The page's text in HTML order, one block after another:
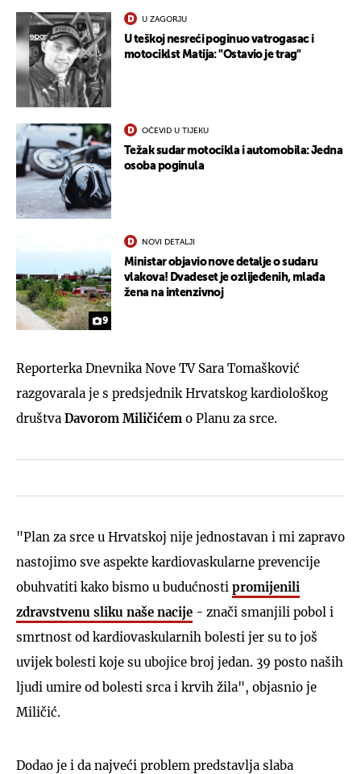
U ZAGORJU
U teškoj nesreći poginuo vatrogasac i
motociklst Matija: "Ostavio je trag"
OČEVID U TIJEKU
Težak sudar motocikla i automobila: Jedna
osoba poginula
9
NOVI DETALJI
Ministar objavio nove detalje o sudaru
vlakova! Dvadeset je ozlijeđenih, mlađa
žena na intenzivnoj
Reporterka Dnevnika Nove TV Sara Tomašković
razgovarala je s predsjednik Hrvatskog kardiološkog
društva Davorom Miličićem o Planu za srce.
"Plan za srce u Hrvatskoj nije jednostavan i mi zapravo
nastojimo sve aspekte kardiovaskularne prevencije
obuhvatiti kako bismo u budućnosti promijenili
zdravstvenu sliku naše nacije - znači smanjili pobol i
smrtnost od kardiovaskularnih bolesti jer su to još
uvijek bolesti koje su ubojice broj jedan. 39 posto naših
ljudi umire od bolesti srca i krvih žila", objasnio je
Miličić.
Dodao je i da najveći problem predstavlja slaba